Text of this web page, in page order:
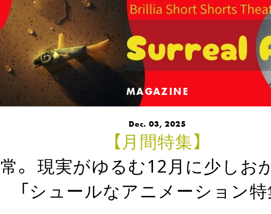
MAGAZINE
Dec. 03, 2025
【月間特集】
。 現実がゆるむ12月に少しお
「シュールなアニメーション特